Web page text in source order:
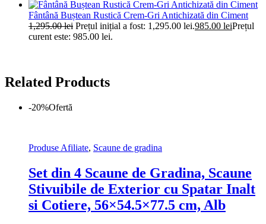
Fântână Buștean Rustică Crem-Gri Antichizată din Ciment
1,295.00lei Prețul inițial a fost: 1,295.00 lei.985.00 leiPrețul
curent este: 985.00 lei.
Related Products
-20%Ofertă
Produse Afiliate, Scaune de gradina
Set din 4 Scaune de Gradina, Scaune
Stivuibile de Exterior cu Spatar Inalt
si Cotiere, 56×54.5×77.5 cm, Alb